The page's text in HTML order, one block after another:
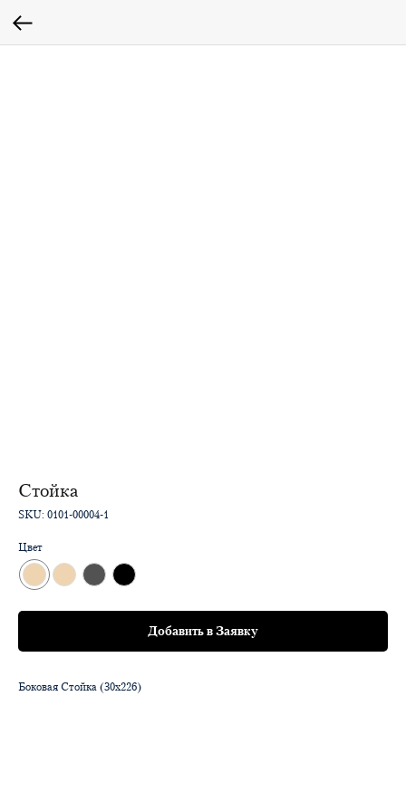
Стойка
SKU: 0101-00004-1
Цвет
Добавить в Заявку
Боковая Стойка (30x226)